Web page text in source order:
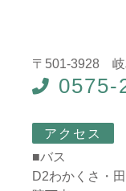
〒501-3928 岐
0575-
アクセス
■バス
D2わかくさ・